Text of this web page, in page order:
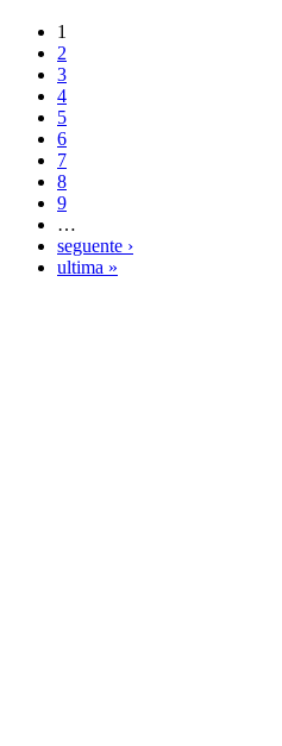
1
2
3
4
5
6
7
8
9
…
seguente ›
ultima »